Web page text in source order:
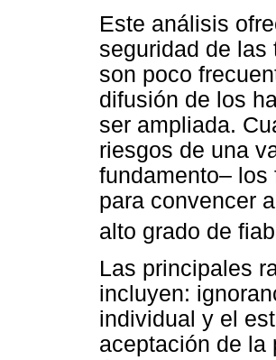
Este análisis
seguridad de
son poco
difusión de los
ser ampliada.
riesgos de una
fundamento–
para convencer
alto grado de
Las principales
incluyen:
individual y el
aceptación de la